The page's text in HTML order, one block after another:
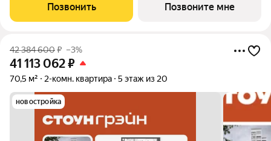
адаптирована под детскую или кабинет. Дополнительное
преимущество - панорамное остекление и виды
Позвонить Позвоните мне
42 384 600₽ –3%
41 113 062₽
70,5 м² 2-комн. квартира 5 этаж из 20
новостройка